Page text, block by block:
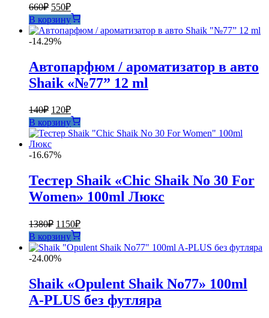
660₽ Первоначальная
цена
составляла
660₽.
550₽Текущая
цена:
550₽.
В корзину
-14.29%
Автопарфюм / ароматизатор в авто
Shaik «№77” 12 ml
140₽ Первоначальная
цена
составляла
140₽.
120₽Текущая
цена:
120₽.
В корзину
-16.67%
Тестер Shaik «Chic Shaik No 30 For
Women» 100ml Люкс
1380₽ Первоначальная
цена
составляла
1380₽.
1150₽Текущая
цена:
1150₽.
В корзину
-24.00%
Shaik «Opulent Shaik No77» 100ml
A-PLUS без футляра